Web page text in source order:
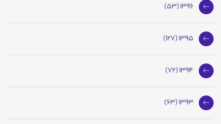
1396 (53)
1395 (127)
1394 (72)
1393 (63)